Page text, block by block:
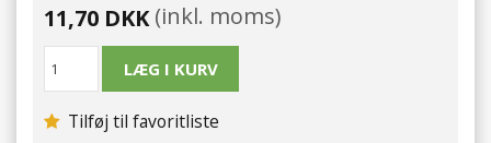
11,70 DKK(inkl. moms)
Tilføj til favoritliste